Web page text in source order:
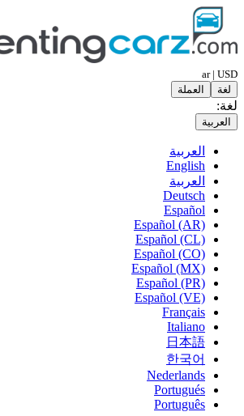
ar | USD
لغة
العملة
لغة:
العربية
العربية
English
العربية
Deutsch
Español
Español (AR)
Español (CL)
Español (CO)
Español (MX)
Español (PR)
Español (VE)
Français
Italiano
日本語
한국어
Nederlands
Portugués
Português